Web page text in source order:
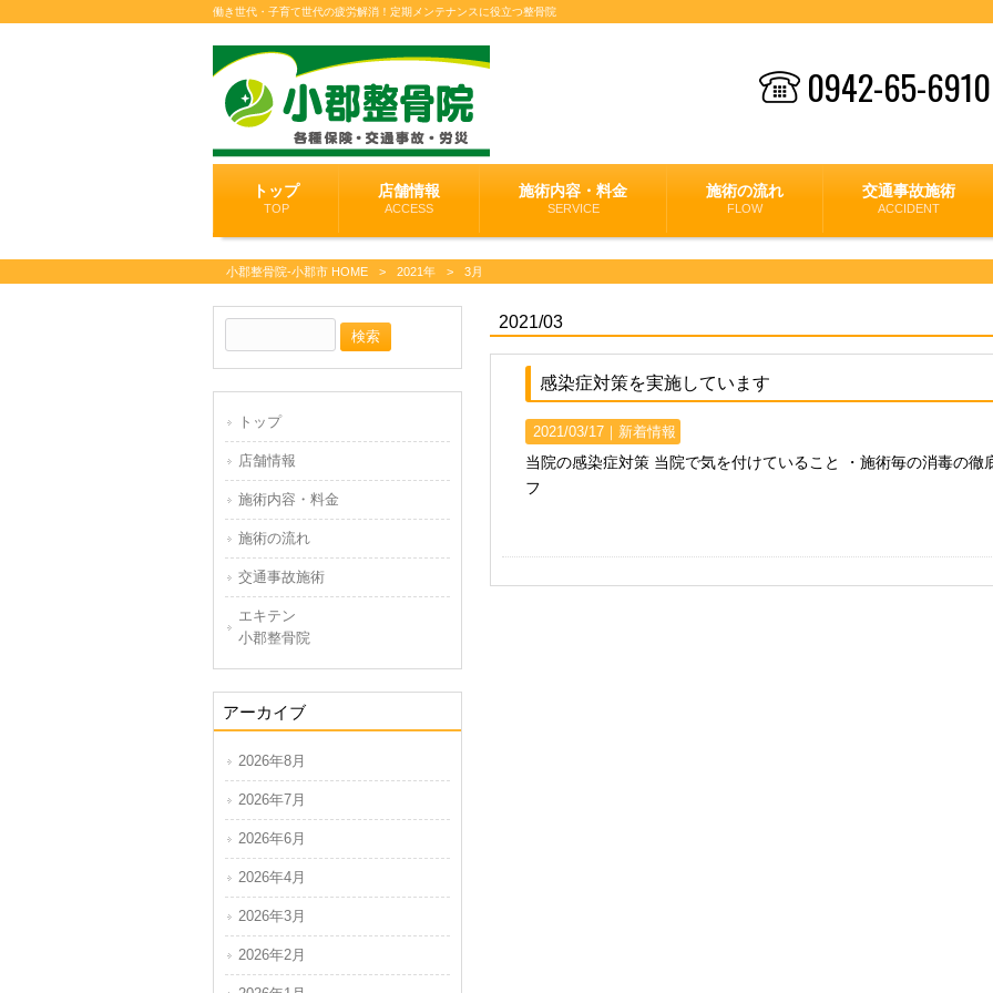
働き世代・子育て世代の疲労解消！定期メンテナンスに役立つ整骨院
0942-65-6910
トップ
TOP
店舗情報
ACCESS
施術内容・料金
SERVICE
施術の流れ
FLOW
交通事故施術
ACCIDENT
小郡整骨院-小郡市 HOME > 2021年 > 3月
2021/03
感染症対策を実施しています
2021/03/17｜ 新着情報
当院の感染症対策 当院で気を付けていること ・施術毎の消毒の徹
フ
トップ
店舗情報
施術内容・料金
施術の流れ
交通事故施術
エキテン
小郡整骨院
アーカイブ
2026年8月
2026年7月
2026年6月
2026年4月
2026年3月
2026年2月